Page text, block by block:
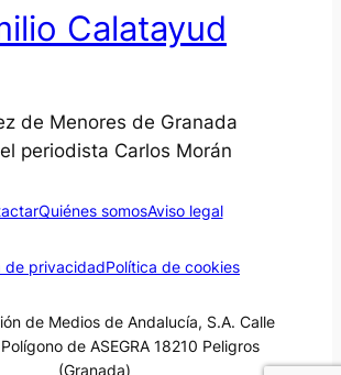
Calatayud
de Menores de Granada
periodista Carlos Morán
Quiénes somosAviso legal
de privacidadPolítica de cookies
de Medios de Andalucía, S.A. Calle
de ASEGRA 18210 Peligros
(Granada)